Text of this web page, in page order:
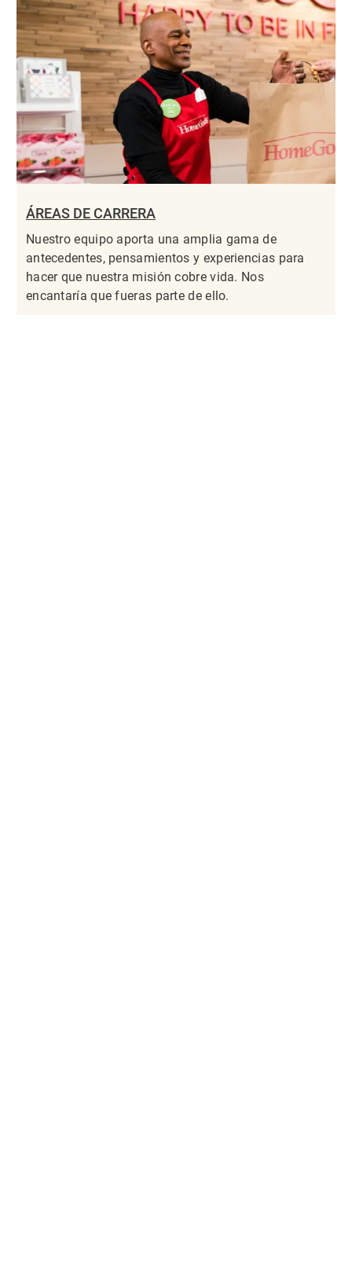
ÁREAS DE CARRERA
Nuestro equipo aporta una amplia gama de
antecedentes, pensamientos y experiencias para
hacer que nuestra misión cobre vida. Nos
encantaría que fueras parte de ello.